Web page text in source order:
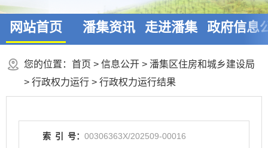
网站首页 潘集资讯 走进潘集 政府信息
您的位置： 首页 > 信息公开 > 潘集区住房和城乡建设局
> 行政权力运行 > 行政权力运行结果
索 引 号： 00306363X/202509-00016